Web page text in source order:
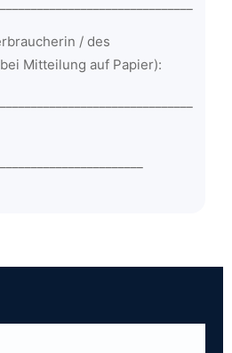
/ des
Mitteilung auf Papier):